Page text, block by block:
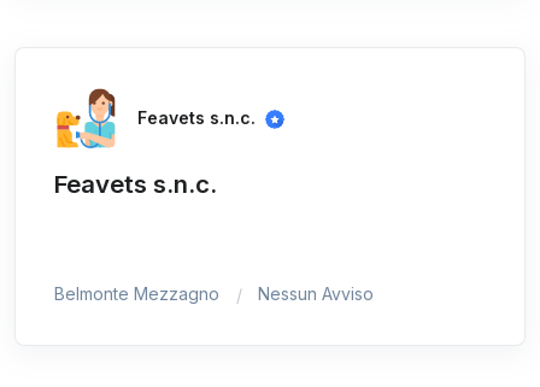
Feavets s.n.c.
Feavets s.n.c.
Belmonte Mezzagno Nessun Avviso